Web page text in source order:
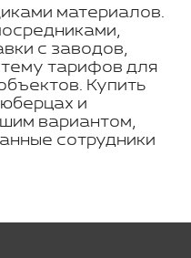
материалов.
с заводов,
тарифов для
Купить
и
вариантом,
сотрудники